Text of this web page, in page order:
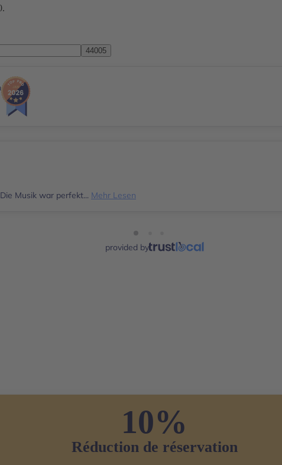
Musik war perfekt... Mehr Lesen
provided by
10%
Réduction de réservation